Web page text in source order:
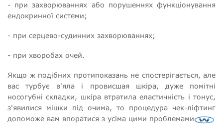
- при захворюваннях або порушеннях функціонування
ендокринної системи;
- при серцево-судинних захворюваннях;
- при хворобах очей.
Якщо ж подібних протипоказань не спостерігається, але
вас турбує в'яла і провисшая шкіра, дуже помітні
носогубні складки, шкіра втратила еластичність і тонус,
з'явилися мішки під очима, то процедура чек-ліфтинг
допоможе вам впоратися з усіма цими проблемами